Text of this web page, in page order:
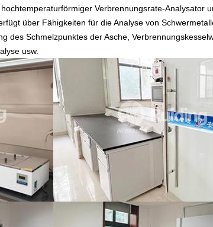
Verbrennungsrate-Analysator
über Fähigkeiten für die Analyse von
des Schmelzpunktes der Asche,
usw.